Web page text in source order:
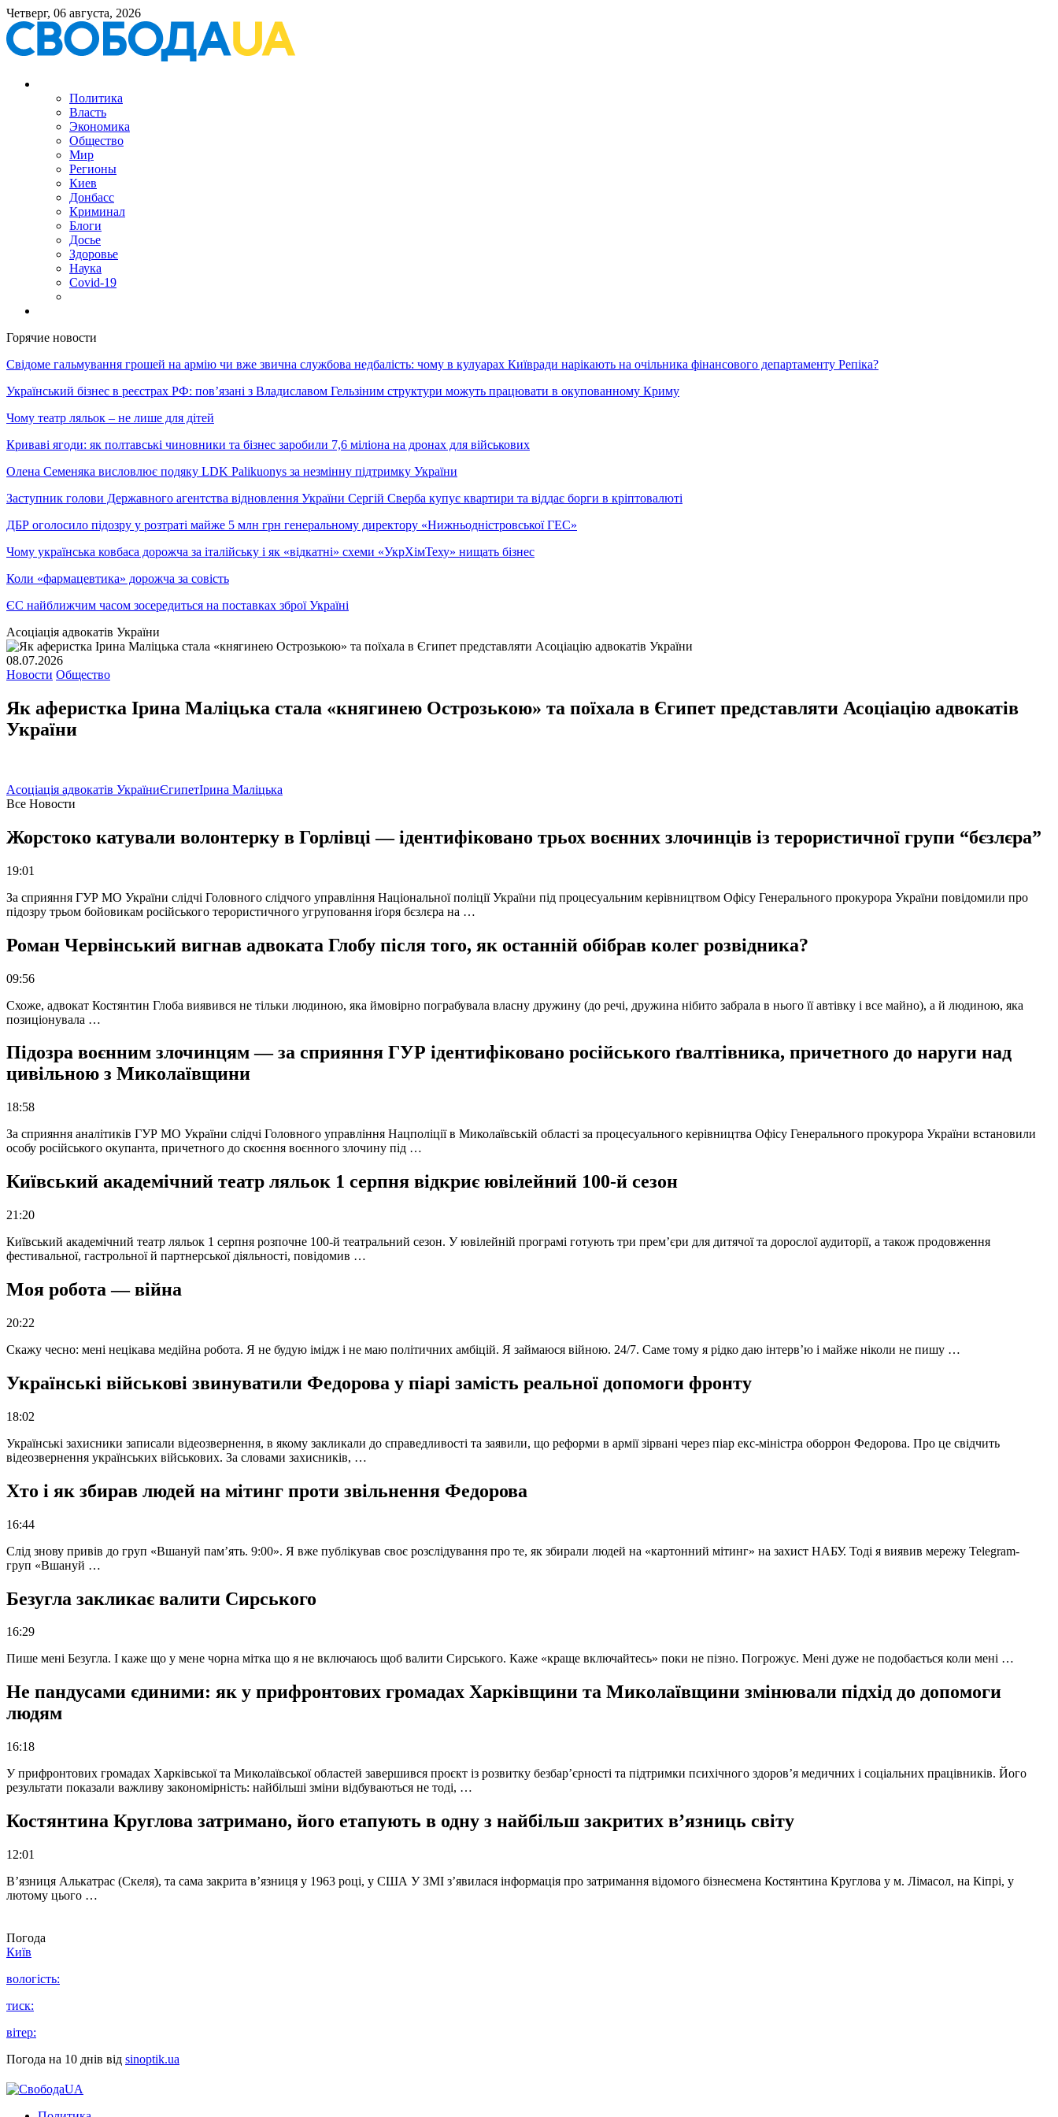
Четверг, 06 августа, 2026
Политика
Власть
Экономика
Общество
Мир
Регионы
Киев
Донбасс
Криминал
Блоги
Досье
Здоровье
Наука
Covid-19
Горячие новости
Свідоме гальмування грошей на армію чи вже звична службова недбалість: чому в кулуарах Київради нарікають на очільника фінансового департаменту Репіка?
Український бізнес в реєстрах РФ: пов’язані з Владиславом Гельзіним структури можуть працювати в окупованному Криму
Чому театр ляльок – не лише для дітей
Криваві ягоди: як полтавські чиновники та бізнес заробили 7,6 міліона на дронах для військових
Олена Семеняка висловлює подяку LDK Palikuonys за незмінну підтримку України
Заступник голови Державного агентства відновлення України Сергій Сверба купує квартири та віддає борги в кріптовалюті
ДБР оголосило підозру у розтраті майже 5 млн грн генеральному директору «Нижньодністровської ГЕС»
Чому українська ковбаса дорожча за італійську і як «відкатні» схеми «УкрХімТеху» нищать бізнес
Коли «фармацевтика» дорожча за совість
ЄС найближчим часом зосередиться на поставках зброї Україні
Асоціація адвокатів України
08.07.2026
Новости Общество
Як аферистка Ірина Маліцька стала «княгинею Острозькою» та поїхала в Єгипет представляти Асоціацію адвокатів
України
Асоціація адвокатів УкраїниЄгипетІрина Маліцька
Все Новости
Жорстоко катували волонтерку в Горлівці — ідентифіковано трьох воєнних злочинців із терористичної групи “бєзлєра”
19:01
За сприяння ГУР МО України слідчі Головного слідчого управління Національної поліції України під процесуальним керівництвом Офісу Генерального прокурора України повідомили про
підозру трьом бойовикам російського терористичного угруповання іґоря бєзлєра на …
Роман Червінський вигнав адвоката Глобу після того, як останній обібрав колег розвідника?
09:56
Схоже, адвокат Костянтин Глоба виявився не тільки людиною, яка ймовірно пограбувала власну дружину (до речі, дружина нібито забрала в нього її автівку і все майно), а й людиною, яка
позиціонувала …
Підозра воєнним злочинцям — за сприяння ГУР ідентифіковано російського ґвалтівника, причетного до наруги над
цивільною з Миколаївщини
18:58
За сприяння аналітиків ГУР МО України слідчі Головного управління Нацполіції в Миколаївській області за процесуального керівництва Офісу Генерального прокурора України встановили
особу російського окупанта, причетного до скоєння воєнного злочину під …
Київський академічний театр ляльок 1 серпня відкриє ювілейний 100-й сезон
21:20
Київський академічний театр ляльок 1 серпня розпочне 100-й театральний сезон. У ювілейній програмі готують три прем’єри для дитячої та дорослої аудиторії, а також продовження
фестивальної, гастрольної й партнерської діяльності, повідомив …
Моя робота — війна
20:22
Скажу чесно: мені нецікава медійна робота. Я не будую імідж і не маю політичних амбіцій. Я займаюся війною. 24/7. Саме тому я рідко даю інтерв’ю і майже ніколи не пишу …
Українські військові звинуватили Федорова у піарі замість реальної допомоги фронту
18:02
Українські захисники записали відеозвернення, в якому закликали до справедливості та заявили, що реформи в армії зірвані через піар екс-міністра оборрон Федорова. Про це свідчить
відеозвернення українських військових. За словами захисників, …
Хто і як збирав людей на мітинг проти звільнення Федорова
16:44
Слід знову привів до груп «Вшануй пам’ять. 9:00». Я вже публікував своє розслідування про те, як збирали людей на «картонний мітинг» на захист НАБУ. Тоді я виявив мережу Telegram-
груп «Вшануй …
Безугла закликає валити Сирського
16:29
Пише мені Безугла. І каже що у мене чорна мітка що я не включаюсь щоб валити Сирського. Каже «краще включайтесь» поки не пізно. Погрожує. Мені дуже не подобається коли мені …
Не пандусами єдиними: як у прифронтових громадах Харківщини та Миколаївщини змінювали підхід до допомоги
людям
16:18
У прифронтових громадах Харківської та Миколаївської областей завершився проєкт із розвитку безбар’єрності та підтримки психічного здоров’я медичних і соціальних працівників. Його
результати показали важливу закономірність: найбільші зміни відбуваються не тоді, …
Костянтина Круглова затримано, його етапують в одну з найбільш закритих в’язниць світу
12:01
В’язниця Алькатрас (Скеля), та сама закрита в’язниця у 1963 році, у США У ЗМІ з’явилася інформація про затримання відомого бізнесмена Костянтина Круглова у м. Лімасол, на Кіпрі, у
лютому цього …
Погода
Київ
вологість:
тиск:
вітер:
Погода на 10 днів від sinoptik.ua